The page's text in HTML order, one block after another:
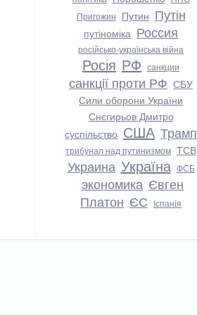
Пригожин Путин Путін
путіноміка Россия
російсько-українська війна
Росія РФ санкции
санкції проти РФ СБУ
Сили оборони України
Снєгирьов Дмитро
суспільство США Трамп
трибунал над путинизмом ТСВ
Украина Україна ФСБ
экономика Євген
Платон ЄС Іспанія